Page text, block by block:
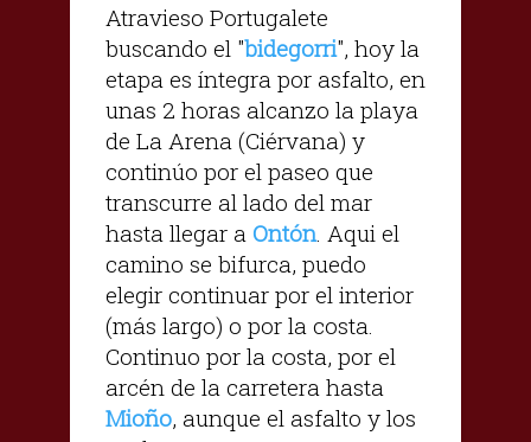
Atravieso Portugalete
buscando el "bidegorri", hoy la
etapa es íntegra por asfalto, en
unas 2 horas alcanzo la playa
de La Arena (Ciérvana) y
continúo por el paseo que
transcurre al lado del mar
hasta llegar a Ontón. Aqui el
camino se bifurca, puedo
elegir continuar por el interior
(más largo) o por la costa.
Continuo por la costa, por el
arcén de la carretera hasta
Mioño, aunque el asfalto y los